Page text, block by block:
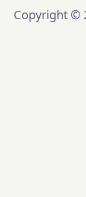
Copyright ©